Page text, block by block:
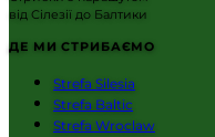
від Сілезії до Балтики
ДЕ МИ СТРИБАЄМО
Strefa Silesia
Strefa Baltic
Strefa Wroclaw